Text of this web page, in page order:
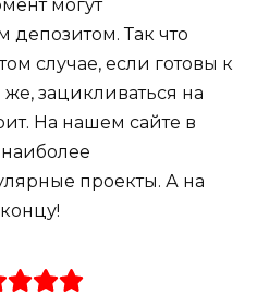
могут
депозитом. Так что
случае, если готовы к
зацикливаться на
На нашем сайте в
проекты. А на